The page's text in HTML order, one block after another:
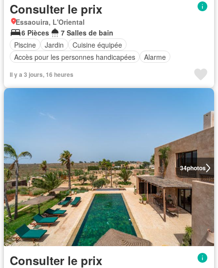
Consulter le prix
Essaouira, L'Oriental
6 Pièces
7 Salles de bain
Piscine
Jardin
Cuisine équipée
Accès pour les personnes handicapées
Alarme
Il y a 3 jours, 16 heures
34photos
Consulter le prix